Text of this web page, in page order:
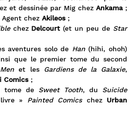
et dessinée par Mig chez Ankama;
chez Akileos;
chez Delcourt(et un peu de Star
aventures solo de Han(hihi, ohoh)
que le premier tome du second
et les Gardiens de la Galaxie,
Comics ;
tome de Sweet Tooth, du Suicide
» Painted Comicschez Urban